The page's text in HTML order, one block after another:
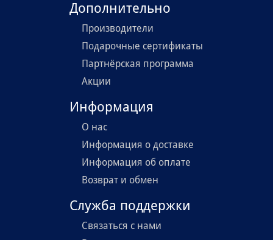
Дополнительно
Производители
Подарочные сертификаты
Партнёрская программа
Акции
Информация
О нас
Информация о доставке
Информация об оплате
Возврат и обмен
Служба поддержки
Связаться с нами